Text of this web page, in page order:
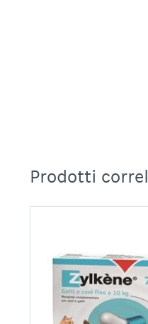
Prodotti